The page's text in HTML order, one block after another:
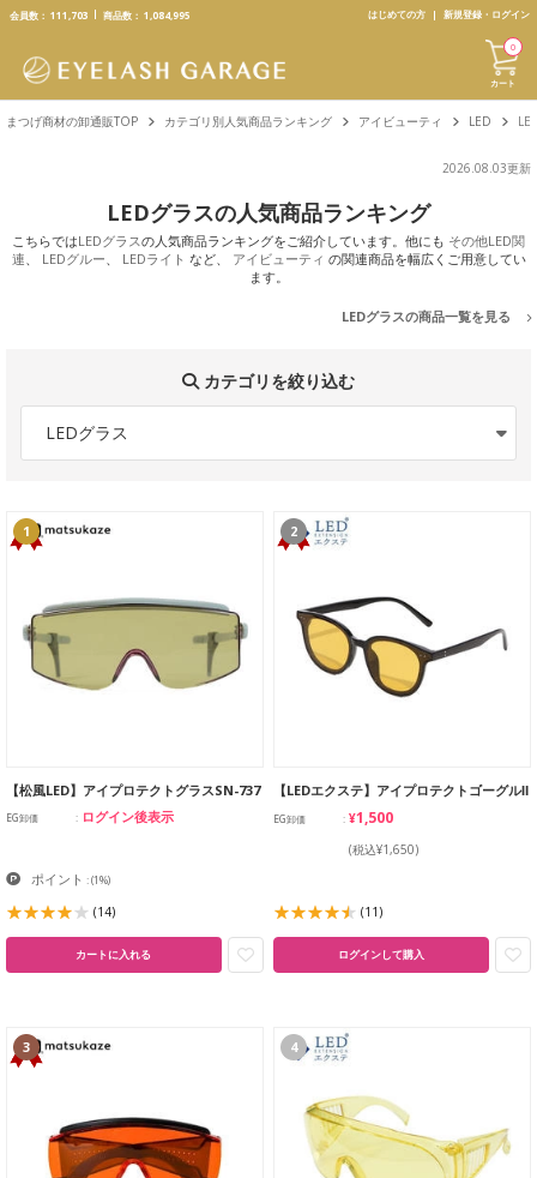
text.skipToContent
text.skipToNavigation
会員数： 111,703 商品数： 1,084,995 はじめての方 新規登録・ログイン
カート
0
まつげ商材の卸通販TOP カテゴリ別人気商品ランキング アイビューティ LED
2026.08.03更新
LEDグラスの人気商品ランキング
こちらではLEDグラスの人気商品ランキングをご紹介しています。他にも その他LED関
連、 LEDグルー、 LEDライト など、 アイビューティ の関連商品を幅広くご用意してい
ます。
LEDグラスの商品一覧を見る
カテゴリを絞り込む
LEDグラス
1
【松風LED】アイプロテクトグラスSN-737
EG卸価 ログイン後表示
ポイント :(1%)
(14)
カートに入れる
2
【LEDエクステ】アイプロテクトゴーグルⅡ
EG卸価 ¥1,500
(税込¥1,650)
(11)
ログインして購入
3 4